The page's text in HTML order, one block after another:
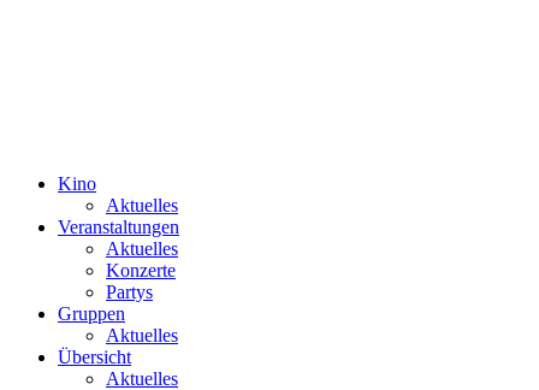
Kino
Aktuelles
Veranstaltungen
Aktuelles
Konzerte
Partys
Gruppen
Aktuelles
Übersicht
Aktuelles